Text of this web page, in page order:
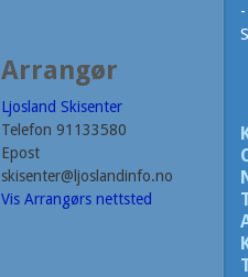
Arrangør
Ljosland Skisenter
Telefon 91133580
Epost
skisenter@ljoslandinfo.no
Vis Arrangørs nettsted
-